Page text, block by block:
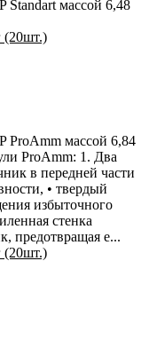
Standart массой 6,48
(20шт.)
ProAmm массой 6,84
ProAmm: 1. Два
в передней части
• твердый
избыточного
стенка
предотвращая е...
(20шт.)